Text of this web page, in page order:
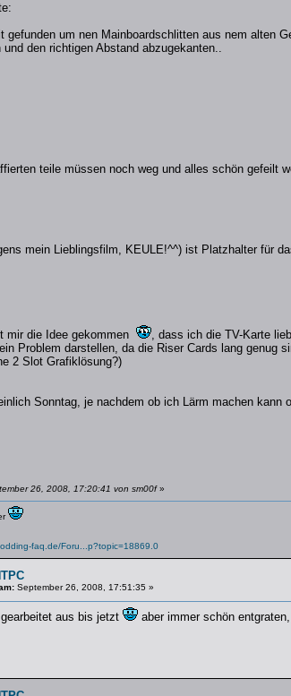
gefunden um nen Mainboardschlitten aus nem alten
den richtigen Abstand abzugekanten..
teile müssen noch weg und alles schön gefeilt
mein Lieblingsfilm, KEULE!^^) ist Platzhalter für
mir die Idee gekommen
, dass ich die TV-Karte
Problem darstellen, da die Riser Cards lang genug
2 Slot Grafiklösung?)
Sonntag, je nachdem ob ich Lärm machen
26, 2008, 17:20:41 von sm00f»
faq.de/Foru...p?topic=18869.0
September 26, 2008, 17:51:35 »
aus bis jetzt
aber immer schön